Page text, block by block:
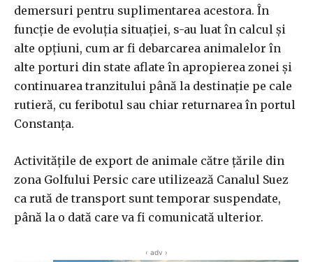
demersuri pentru suplimentarea acestora. În
funcţie de evoluţia situaţiei, s-au luat în calcul şi
alte opţiuni, cum ar fi debarcarea animalelor în
alte porturi din state aflate în apropierea zonei şi
continuarea tranzitului până la destinaţie pe cale
rutieră, cu feribotul sau chiar returnarea în portul
Constanţa.
Activităţile de export de animale către ţările din
zona Golfului Persic care utilizează Canalul Suez
ca rută de transport sunt temporar suspendate,
până la o dată care va fi comunicată ulterior.
‹ adv ›